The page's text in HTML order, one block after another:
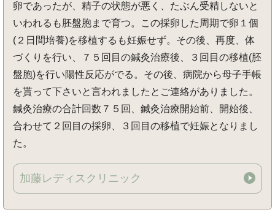
卵であったが、精子の状態が悪く、たぶん受精しないと
いわれるも胚盤胞まで育つ。この採卵した周期で卵１個
(２日間培養)を移植するも妊娠せず。その後、再度、体
づくりを行い、７５回目の鍼灸治療後、３回目の移植(胚
盤胞)を行い陽性反応がでる。その後、病院から母子手帳
を貰って下さいと言われましたとご連絡がありました。
鍼灸治療の合計回数７５回、鍼灸治療開始前、開始後、
合わせて２回目の採卵、３回目の移植で妊娠となりまし
た。
加藤レディスクリニック